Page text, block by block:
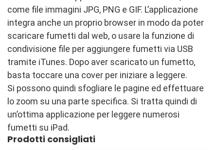
come file immagini JPG, PNG e GIF. L’applicazione
integra anche un proprio browser in modo da poter
scaricare fumetti dal web, o usare la funzione di
condivisione file per aggiungere fumetti via USB
tramite iTunes. Dopo aver scaricato un fumetto,
basta toccare una cover per iniziare a leggere.
Si possono quindi sfogliare le pagine ed effettuare
lo zoom su una parte specifica. Si tratta quindi di
un’ottima applicazione per leggere numerosi
fumetti su iPad.
Prodotti consigliati